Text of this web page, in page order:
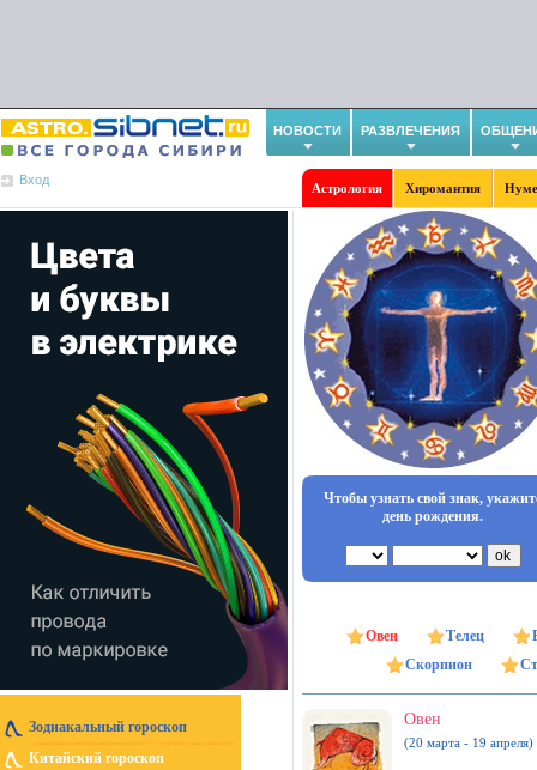
НОВОСТИ РАЗВЛЕЧЕНИЯ
Вход
Астрология Хиромантия
Зодиакальный гороскоп
Китайский гороскоп
Чтобы узнать свой знак,
день рождения.
Овен Телец
Скорпион
Овен
(20 марта - 19 апреля)